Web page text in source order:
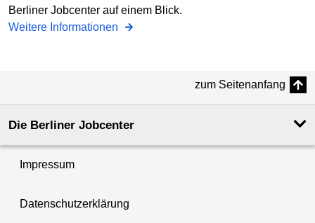
Berliner Jobcenter auf einem Blick.
Weitere Informationen
zum Seitenanfang
Die Berliner Jobcenter
Impressum
Datenschutzerklärung